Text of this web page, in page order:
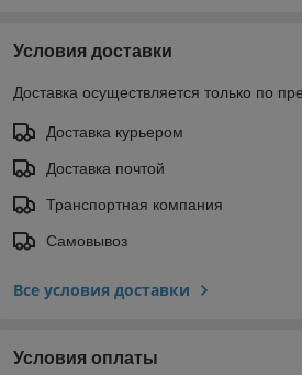
Условия доставки
Доставка осуществляется только по
Доставка курьером
Доставка почтой
Транспортная компания
Самовывоз
Все условия доставки
Условия оплаты